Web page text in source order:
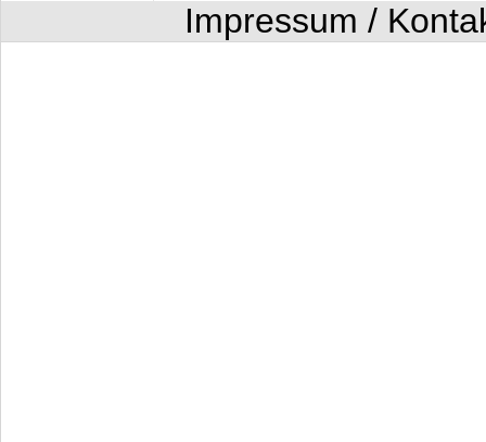
Impressum /